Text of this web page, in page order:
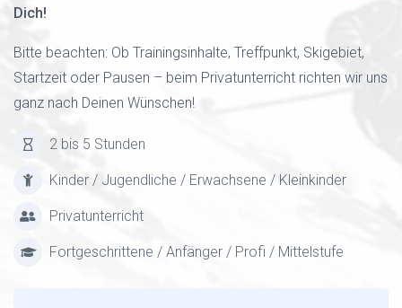
Dich!
Bitte beachten: Ob Trainingsinhalte, Treffpunkt, Skigebiet,
Startzeit oder Pausen – beim Privatunterricht richten wir uns
ganz nach Deinen Wünschen!
2 bis 5 Stunden
Kinder / Jugendliche / Erwachsene / Kleinkinder
Privatunterricht
Fortgeschrittene / Anfänger / Profi / Mittelstufe